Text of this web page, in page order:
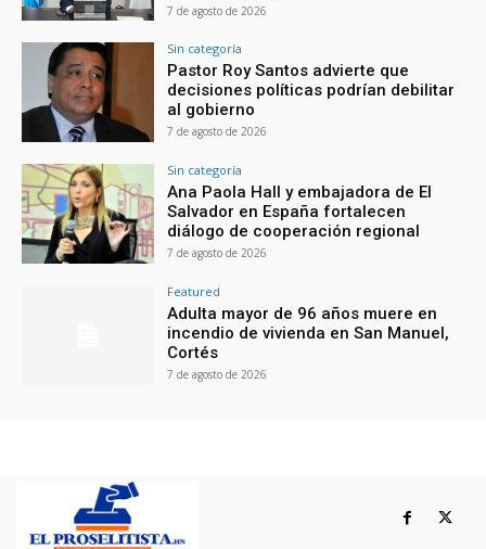
7 de agosto de 2026
Sin categoría
Pastor Roy Santos advierte que
decisiones políticas podrían debilitar
al gobierno
7 de agosto de 2026
Sin categoría
Ana Paola Hall y embajadora de El
Salvador en España fortalecen
diálogo de cooperación regional
7 de agosto de 2026
Featured
Adulta mayor de 96 años muere en
incendio de vivienda en San Manuel,
Cortés
7 de agosto de 2026